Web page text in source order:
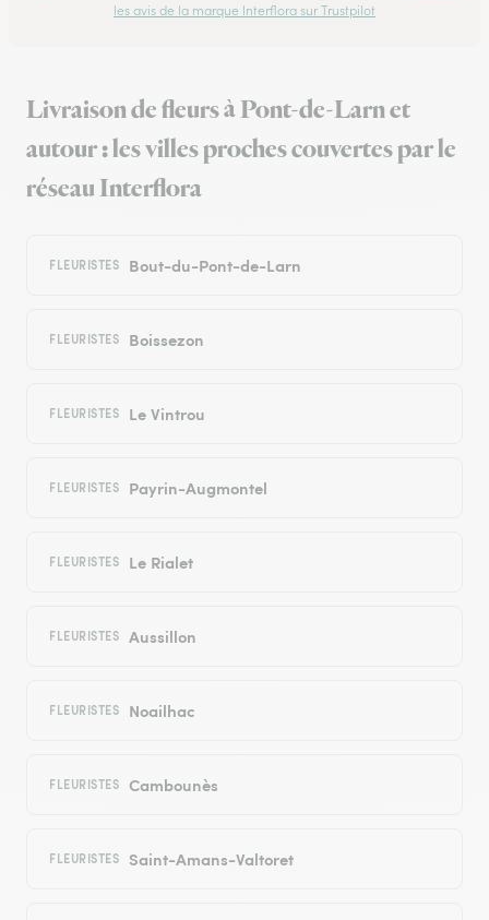
les avis de la marque Interflora sur Trustpilot
Livraison de fleurs à Pont-de-Larn et
autour : les villes proches couvertes par le
réseau Interflora
FLEURISTES Bout-du-Pont-de-Larn
FLEURISTES Boissezon
FLEURISTES Le Vintrou
FLEURISTES Payrin-Augmontel
FLEURISTES Le Rialet
FLEURISTES Aussillon
FLEURISTES Noailhac
FLEURISTES Cambounès
FLEURISTES Saint-Amans-Valtoret